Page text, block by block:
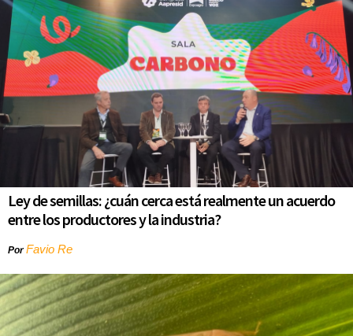
Ley de semillas: ¿cuán cerca está realmente un acuerdo
entre los productores y la industria?
PorFavio Re